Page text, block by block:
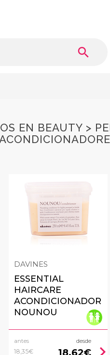
search
EN BEAUTY >
DAVINES
ESSENTIAL
HAIRCARE
ACONDICIONADOR
NOUNOU
antes
18,35€
desde
18,62€